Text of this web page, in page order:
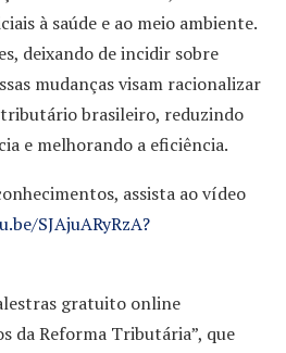
à saúde e ao meio ambiente.
deixando de incidir sobre
mudanças visam racionalizar
brasileiro, reduzindo
e melhorando a eficiência.
assista ao vídeo
SJAjuARyRzA?
gratuito online
da Reforma Tributária”, que